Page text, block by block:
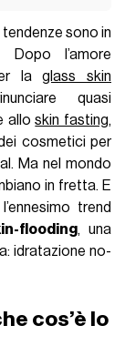
tendenze sono in
l’amore
laglass skin
quasi
alloskin fasting,
cosmetici per
Ma nel mondo
in fretta. E
trend
flooding, una
idratazione no-
cos’è lo